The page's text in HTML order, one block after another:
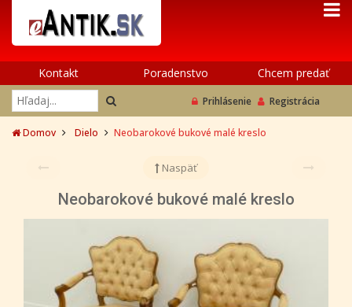
Kontakt Poradenstvo Chcem predať
Prihlásenie Registrácia
Domov Dielo Neobarokové bukové malé kreslo
Naspäť
Neobarokové bukové malé kreslo